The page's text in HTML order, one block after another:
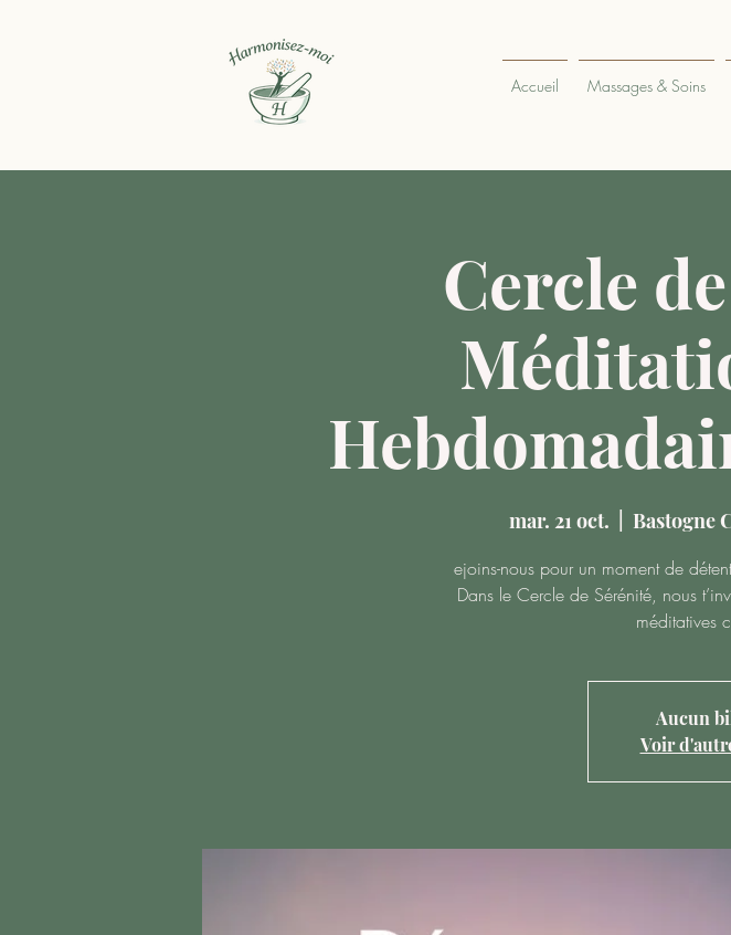
Accueil Massages & Soins
Cercle
mar. 21 oct. Bastogne
ejoins-nous pour un moment de
Dans le Cercle de Sérénité, nous
méditatives
Aucun
Voir